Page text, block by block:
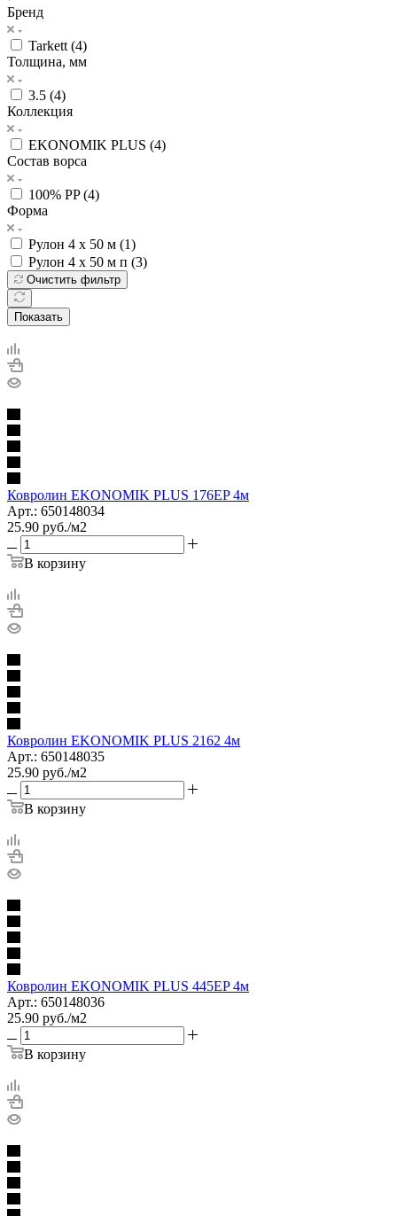
Бренд
Tarkett (4)
Толщина, мм
3.5 (4)
Коллекция
EKONOMIK PLUS (4)
Состав ворса
100% PP (4)
Форма
Рулон 4 x 50 м (1)
Рулон 4 x 50 м п (3)
Очистить фильтр
Показать
Ковролин EKONOMIK PLUS 176EP 4м
Арт.: 650148034
25.90 руб./м2
В корзину
Ковролин EKONOMIK PLUS 2162 4м
Арт.: 650148035
25.90 руб./м2
В корзину
Ковролин EKONOMIK PLUS 445EP 4м
Арт.: 650148036
25.90 руб./м2
В корзину